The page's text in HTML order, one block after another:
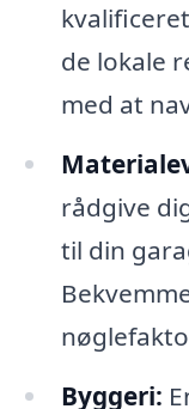
de lokale
med at
rådgive
til din
Byggeri: